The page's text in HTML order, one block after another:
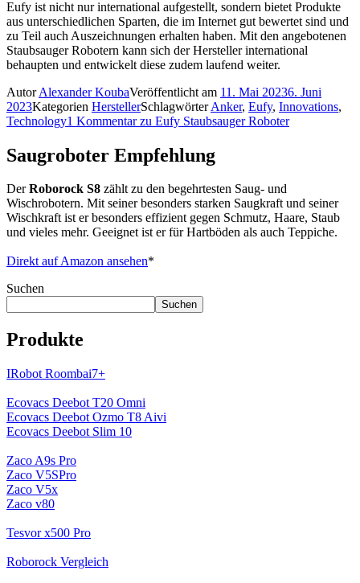
Eufy ist nicht nur international aufgestellt, sondern bietet Produkte
aus unterschiedlichen Sparten, die im Internet gut bewertet sind und
zu Teil auch Auszeichnungen erhalten haben. Mit den angebotenen
Staubsauger Robotern kann sich der Hersteller international
behaupten und entwickelt diese zudem laufend weiter.
AutorAlexander KoubaVeröffentlicht am 11. Mai 20236. Juni
2023Kategorien HerstellerSchlagwörterAnker, Eufy, Innovations,
Technology1 Kommentarzu Eufy Staubsauger Roboter
Saugroboter Empfehlung
DerRoborock S8 zählt zu den begehrtesten Saug- und
Wischrobotern. Mit seiner besonders starken Saugkraft und seiner
Wischkraft ist er besonders effizient gegen Schmutz, Haare, Staub
und vieles mehr. Geeignet ist er für Hartböden als auch Teppiche.
Direkt auf Amazon ansehen*
Suchen
Suchen
Produkte
IRobot Roombai7+
Ecovacs Deebot T20 Omni
Ecovacs Deebot Ozmo T8 Aivi
Ecovacs Deebot Slim 10
Zaco A9s Pro
Zaco V5SPro
Zaco V5x
Zaco v80
Tesvor x500 Pro
Roborock Vergleich